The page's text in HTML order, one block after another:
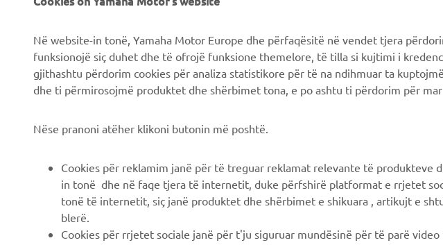
Brochures
Lavora con noi
Lavora presso una
Diventa un rivenditore
Informativa sui diritti
Campi da golf
Scuole guida
Collaborazione
Informazioni tecniche per
Scheda di sicurezza
Yamaha Motor Global
Yamaha Blog
Applicazioni mobili
Në website-in tonë, Yamaha Motor Europe dhe përfaqësitë në vendet tjera
funksionojë siç duhet dhe të ofrojë funksione themelore, të tilla si kujtimi i
gjithashtu përdorim cookies për analiza statistikore për të na ndihmuar ta
dhe ti përmirosojmë produktet dhe shërbimet tona, e po ashtu ti përdorim për
Nëse pranoni atëher klikoni butonin më poshtë.
Cookies për reklamim janë për të treguar reklamat relevante të produkteve
in tonë dhe në faqe tjera të internetit, duke përfshirë platformat e rrjetet
tonë të internetit, siç janë produktet dhe shërbimet e shikuara , artikujt e
blerë.
Cookies për rrjetet sociale janë për t'ju siguruar mundësinë për të parë